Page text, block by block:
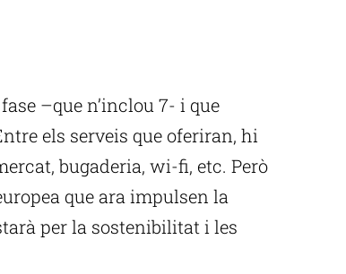
–que n’inclou 7- i que
els serveis que oferiran, hi
bugaderia, wi-fi, etc. Però
que ara impulsen la
per la sostenibilitat i les